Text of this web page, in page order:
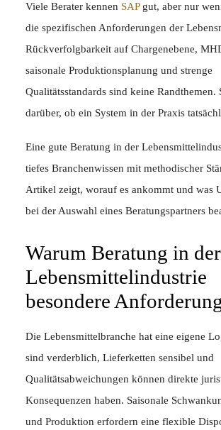
Viele Berater kennen SAPgut, aber nur
die spezifischen Anforderungen der
Rückverfolgbarkeit auf Chargenebene,
saisonale Produktionsplanung und strenge
Qualitätsstandards sind keine Randthemen.
darüber, ob ein System in der Praxis
Eine gute Beratung in der
tiefes Branchenwissen mit methodischer
Artikel zeigt, worauf es ankommt und was
bei der Auswahl eines Beratungspartners
Warum Beratung in der
Lebensmittelindustrie
besondere
Die Lebensmittelbranche hat eine eigene
sind verderblich, Lieferketten sensibel und
Qualitätsabweichungen können direkte
Konsequenzen haben. Saisonale
und Produktion erfordern eine flexible